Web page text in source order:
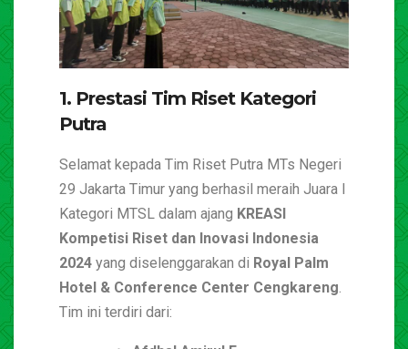
1. Prestasi Tim Riset Kategori
Putra
Selamat kepada Tim Riset Putra MTs Negeri
29 Jakarta Timur yang berhasil meraih Juara I
Kategori MTSL dalam ajang KREASI
Kompetisi Riset dan Inovasi Indonesia
2024 yang diselenggarakan di Royal Palm
Hotel & Conference Center Cengkareng.
Tim ini terdiri dari: